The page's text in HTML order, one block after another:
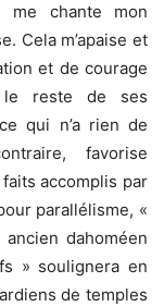
me chante mon
Cela m’apaise et
et de courage
le reste de ses
qui n’a rien de
favorise
accomplis par
parallélisme, «
dahoméen
» soulignera en
de temples